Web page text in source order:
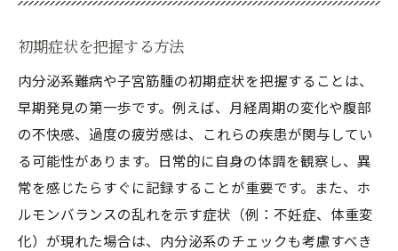
予防につながる早期対応
リスク評価の重要性
ホルモン検査の活用法
医療機関の活用法
生活の質を向上させるために
早期発見がもたらす心理的安心
ホルモンバランスを保つ内分泌系難病の管理方
初期症状を把握する方法
内分泌系難病や子宮筋腫の初期症状を把握することは、
早期発見の第一歩です。例えば、月経周期の変化や腹部
の不快感、過度の疲労感は、これらの疾患が関与してい
る可能性があります。日常的に自身の体調を観察し、異
常を感じたらすぐに記録することが重要です。また、ホ
ルモンバランスの乱れを示す症状（例：不妊症、体重変
化）が現れた場合は、内分泌系のチェックも考慮すべき